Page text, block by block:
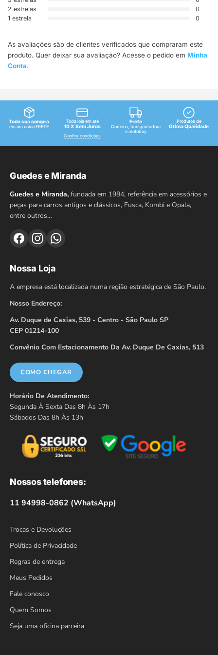
2 estrelas
0
1 estrela
0
As avaliações são de clientes verificados que compraram este
produto. Quer deixar sua avaliação? Acesse o pedido em Minha
Conta.
Toda sua compra
em um único FRETE
Toda loja em até
10 X Sem Juros
Confira condições
Frete
Correios, transportadora
e motoboy
Produtos de
Ótima Qualidade
Guedes e Miranda
Guedes e Miranda, fundada em 1984, referência em acessórios e
peças para carros antigos e clássicos, Fusca, Kombi e Opala,
entre outros…
Nossa Loja
A empresa está localizada numa região estratégica de São Paulo.
Nosso Endereço:
Av. Duque de Caxias, 539 - Centro - São Paulo SP
CEP 01214-100
Convênio Com Estacionamento Da Av. Duque De Caxias, 513
COMO CHEGAR
Horário De Atendimento:
Segunda À Sexta Das 8h Às 17h
Sábados Das 8h Às 13h
Nossos telefones:
11 94998-0862 (WhatsApp)
Trocas e Devoluções
Política de Privacidade
Regras de entrega
Meus Pedidos
Fale conosco
Quem Somos
Seja uma oficina parceira